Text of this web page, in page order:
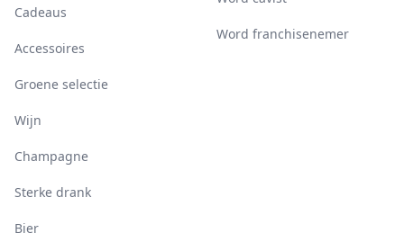
Cadeaus
Accessoires
Groene selectie
Wijn
Champagne
Sterke drank
Bier
Word franchisenemer